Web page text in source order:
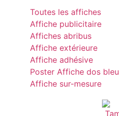
Toutes les affiches
Affiche publicitaire
Affiches abribus
Affiche extérieure
Affiche adhésive
Poster Affiche dos bleu
Affiche sur-mesure